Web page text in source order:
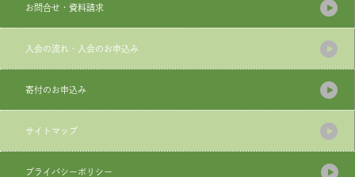
お問合せ・資料請求
入会の流れ・入会のお申込み
寄付のお申込み
サイトマップ
プライバシーポリシー